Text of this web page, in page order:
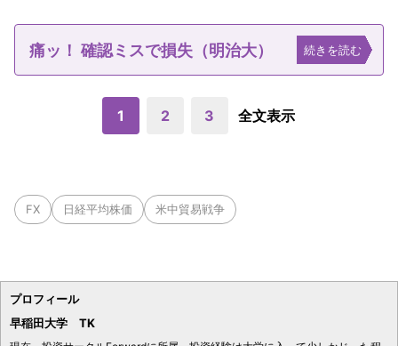
痛ッ！ 確認ミスで損失（明治大） 続きを読む
1 2 3 全文表示
FX 日経平均株価 米中貿易戦争
プロフィール
早稲田大学 TK